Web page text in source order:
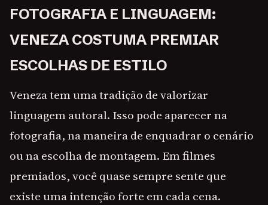
FOTOGRAFIA E LINGUAGEM:
VENEZA COSTUMA PREMIAR
ESCOLHAS DE ESTILO
Veneza tem uma tradição de valorizar
linguagem autoral. Isso pode aparecer na
fotografia, na maneira de enquadrar o cenário
ou na escolha de montagem. Em filmes
premiados, você quase sempre sente que
existe uma intenção forte em cada cena.